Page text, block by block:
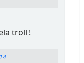
troll !